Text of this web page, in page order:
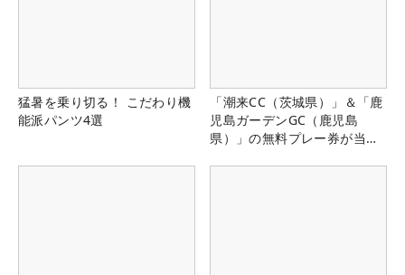
猛暑を乗り切る！ こだわり機
能派パンツ4選
「潮来CC（茨城県）」＆「鹿
児島ガーデンGC（鹿児島
県）」の無料プレー券が当た